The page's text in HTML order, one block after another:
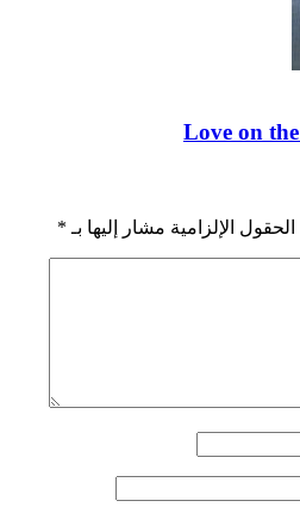
الحقول الإلزامية مشار إليها بـ *